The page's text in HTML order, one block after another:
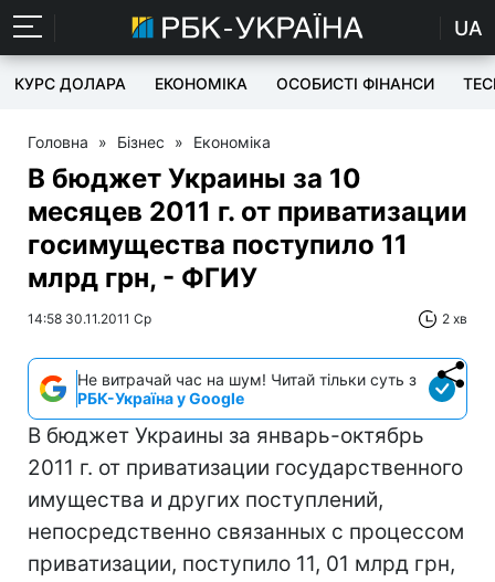
UA
КУРС ДОЛАРА ЕКОНОМІКА ОСОБИСТІ ФІНАНСИ
Головна » Бізнес » Економіка
В бюджет Украины за 10
месяцев 2011 г. от приватизации
госимущества поступило 11
млрд грн, - ФГИУ
14:58 30.11.2011 Ср 2 хв
Не витрачай час на шум! Читай тільки суть з
РБК-Україна у Google
В бюджет Украины за январь-октябрь
2011 г. от приватизации государственного
имущества и других поступлений,
непосредственно связанных с процессом
приватизации, поступило 11, 01 млрд грн,